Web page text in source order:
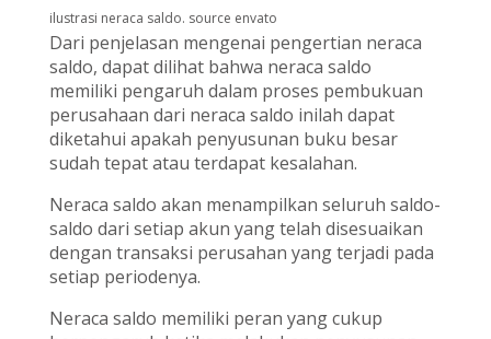
ilustrasi neraca saldo. source envato
Dari penjelasan mengenai pengertian neraca
saldo, dapat dilihat bahwa neraca saldo
memiliki pengaruh dalam proses pembukuan
perusahaan dari neraca saldo inilah dapat
diketahui apakah penyusunan buku besar
sudah tepat atau terdapat kesalahan.
Neraca saldo akan menampilkan seluruh saldo-
saldo dari setiap akun yang telah disesuaikan
dengan transaksi perusahan yang terjadi pada
setiap periodenya.
Neraca saldo memiliki peran yang cukup